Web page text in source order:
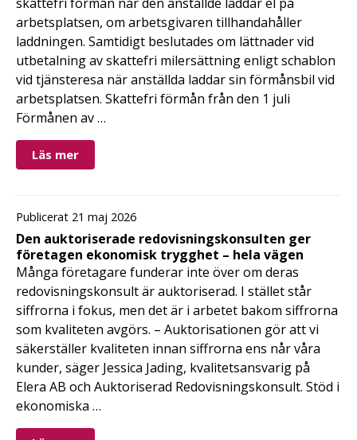
arbetsplatsen, om arbetsgivaren tillhandahåller
laddningen. Samtidigt beslutades om lättnader vid
utbetalning av skattefri milersättning enligt schablon
vid tjänsteresa när anställda laddar sin förmånsbil vid
arbetsplatsen. Skattefri förmån från den 1 juli
Förmånen av …
Läs mer
Publicerat 21 maj 2026
Den auktoriserade redovisningskonsulten ger
företagen ekonomisk trygghet – hela vägen
Många företagare funderar inte över om deras
redovisningskonsult är auktoriserad. I stället står
siffrorna i fokus, men det är i arbetet bakom siffrorna
som kvaliteten avgörs. – Auktorisationen gör att vi
säkerställer kvaliteten innan siffrorna ens når våra
kunder, säger Jessica Jading, kvalitetsansvarig på
Elera AB och Auktoriserad Redovisningskonsult. Stöd i
ekonomiska …